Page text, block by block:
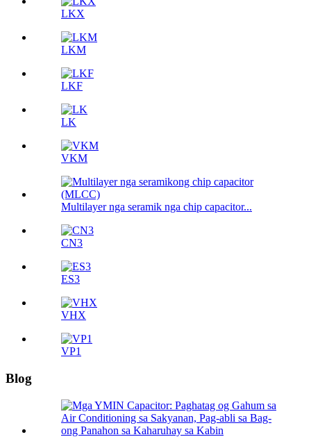
LKX
LKM
LKF
LK
VKM
Multilayer nga seramik nga chip capacitor...
CN3
ES3
VHX
VP1
Blog